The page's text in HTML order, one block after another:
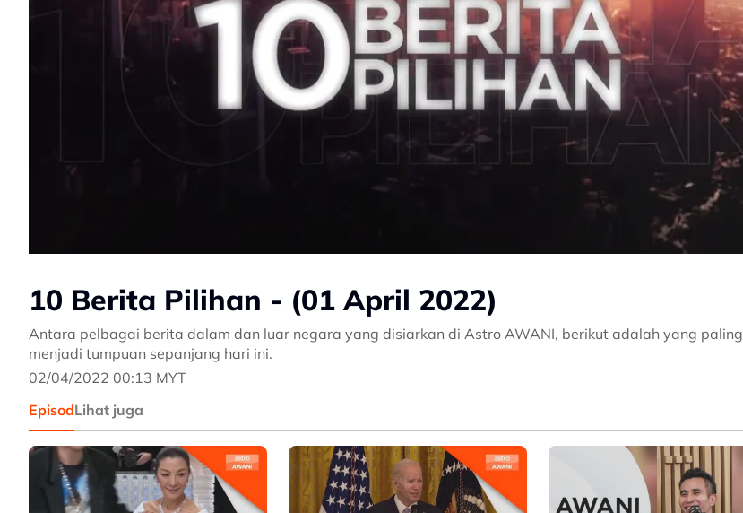
10 Berita Pilihan - (01 April 2022)
Antara pelbagai berita dalam dan luar negara yang disiarkan di Astro AWANI, berikut adalah yang paling
menjadi tumpuan sepanjang hari ini.
02/04/2022 00:13 MYT
EpisodLihat juga